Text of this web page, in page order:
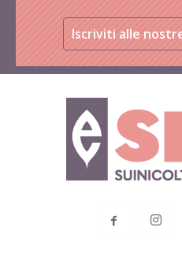
Iscriviti alle